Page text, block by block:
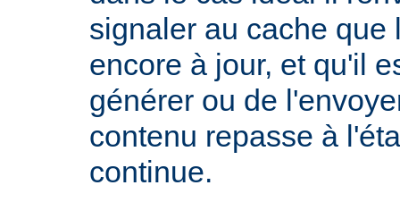
signaler au cache que
encore à jour, et qu'il
générer ou de
contenu repasse à
continue.